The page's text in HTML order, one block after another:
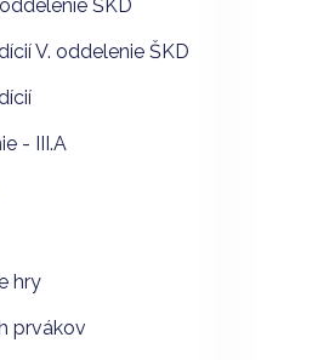
ŠKD
V. oddelenie ŠKD
- III.A
hry
prvákov